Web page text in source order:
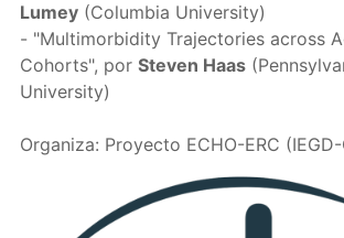
Lumey(Columbia University)
- "Multimorbidity Trajectories across
Cohorts", por Steven Haas
University)
Organiza: Proyecto ECHO-ERC